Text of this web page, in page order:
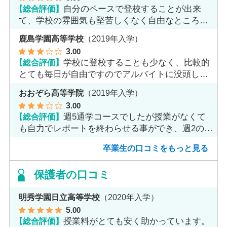
【総合評価】 自分のペースで登校することが出来
て、学校の雰囲気も堅苦しくなく自由なところが
鹿島学園高等学校 （2019年入学）
3.00
【総合評価】学校に登校することも少なく、比較的
とても毎日が自由ですのでアルバイトに没頭して
おおぞら高等学院（2019年入学）
3.00
【総合評価】週5通学コースでしたが授業がなくて
も自力でレポートを終わらせる事ができ、週2のコ
卒業生の口コミをもっと見る
保護者の口コミ
明秀学園日立高等学校 （2020年入学）
5.00
【総合評価】授業料がとても安く助かっています。